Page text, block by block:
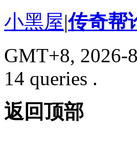
小黑屋|传奇帮
GMT+8, 2026-
14 queries .
返回顶部